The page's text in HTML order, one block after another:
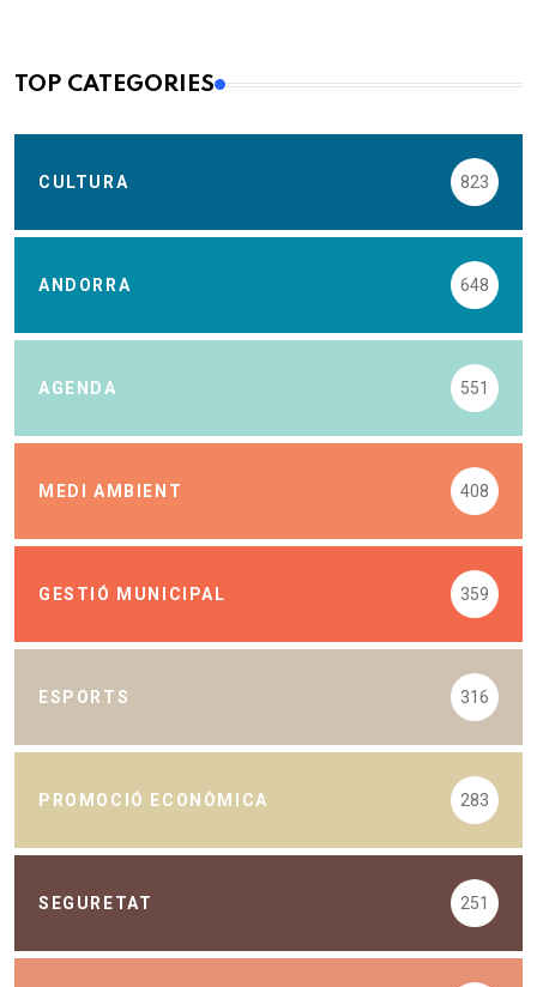
TOP CATEGORIES
CULTURA 823
ANDORRA 648
AGENDA 551
MEDI AMBIENT 408
GESTIÓ MUNICIPAL 359
ESPORTS 316
PROMOCIÓ ECONÒMICA 283
SEGURETAT 251